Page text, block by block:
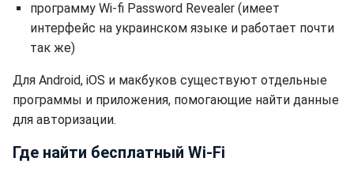
программу Wi-fi Password Revealer (имеет
интерфейс на украинском языке и работает почти
так же)
Для Android, iOS и макбуков существуют отдельные
программы и приложения, помогающие найти данные
для авторизации.
Где найти бесплатный Wi-Fi